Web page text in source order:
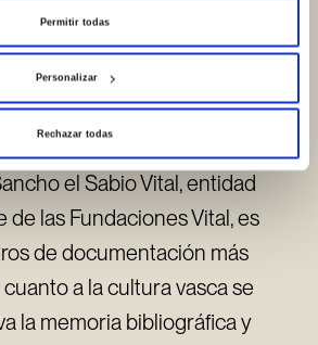
Permitir todas
Personalizar
Rechazar todas
que han desarrollado a
secciones y que se
archivo”.
el Sabio Vital, entidad
de las Fundaciones Vital, es
de documentación más
a la cultura vasca se
la memoria bibliográfica y